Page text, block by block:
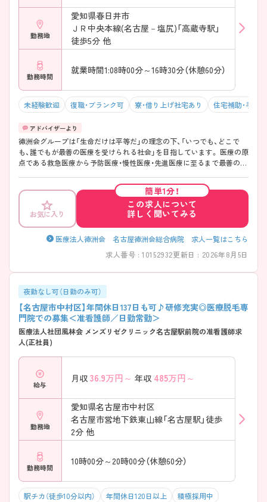
勤務地
愛知県春日井市
ＪＲ中央本線(名古屋－塩尻)「高蔵寺駅」
徒歩5分 他
勤務時間
就業時間1:08時00分～16時30分（休憩60分）
未経験歓迎 復職・ブランク可 寮・借り上げ社宅あり 住宅補助・手当
徳洲会グループは「生命だけは平等だ」の理念の下、「いつでも、どこで
も、誰でもが最善の医療を受けられる社会」を目指しています。 医療の原
点である救急医療から予防医療・慢性医療・先進医療に至るまで最善の医
育体制や研修制度が充実し、スキルアップしたい看護師様がしっかり学
べる環境があります。 院内には24時間体制の保育施設もありますので、
お子様のいらっしゃる方も家庭と両立しながら働きやすい環境です。興
味のある方は是非ご応募ください。
お気に入り
簡単1分！
この求人について
詳しく聞いてみる
医療法人徳洲会 名古屋徳洲会総合病院 求人一覧はこちら
求人番号 : 10152932更新日 : 2026年8月5日
夜勤なし可（日勤のみ可）
【名古屋市中村区】年間休日137日も可♪研修充実◎医療脱毛専
門院での募集＜准看護師／日勤常勤＞
医療法人社団風林会 メンズリゼクリニック名古屋駅前院の准看護師求
人(正社員)
給与
月収 36.9万円～ 年収 485万円～
勤務地
愛知県名古屋市中村区
名古屋市営地下鉄東山線「名古屋駅」徒歩
2分 他
勤務時間
10時00分～20時00分（休憩60分）
駅チカ（徒歩10分以内） 年間休日120日以上 積極採用中